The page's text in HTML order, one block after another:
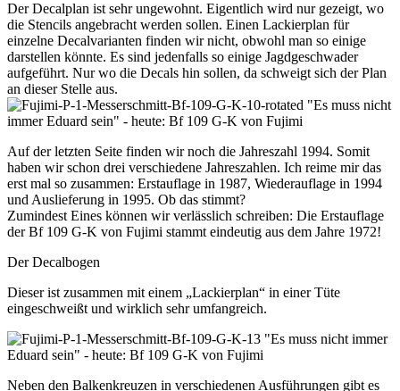
Der Decalplan ist sehr ungewohnt. Eigentlich wird nur gezeigt, wo
die Stencils angebracht werden sollen. Einen Lackierplan für
einzelne Decalvarianten finden wir nicht, obwohl man so einige
darstellen könnte. Es sind jedenfalls so einige Jagdgeschwader
aufgeführt. Nur wo die Decals hin sollen, da schweigt sich der Plan
an dieser Stelle aus.
Auf der letzten Seite finden wir noch die Jahreszahl 1994. Somit
haben wir schon drei verschiedene Jahreszahlen. Ich reime mir das
erst mal so zusammen: Erstauflage in 1987, Wiederauflage in 1994
und Auslieferung in 1995. Ob das stimmt?
Zumindest Eines können wir verlässlich schreiben: Die Erstauflage
der Bf 109 G-K von Fujimi stammt eindeutig aus dem Jahre 1972!
Der Decalbogen
Dieser ist zusammen mit einem „Lackierplan“ in einer Tüte
eingeschweißt und wirklich sehr umfangreich.
Neben den Balkenkreuzen in verschiedenen Ausführungen gibt es